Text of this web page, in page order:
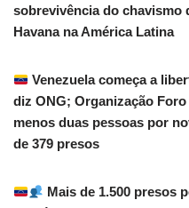
sobrevivência do chavismo
Havana na América Latina
Venezuela começa a
diz ONG; Organização
menos duas pessoas por
de 379 presos
Mais de 1.500 presos